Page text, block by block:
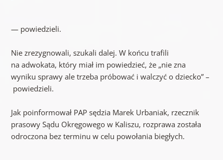
— powiedzieli.
Nie zrezygnowali, szukali dalej. W końcu trafili
na adwokata, który miał im powiedzieć, że „nie zna
wyniku sprawy ale trzeba próbować i walczyć o dziecko” –
powiedzieli.
Jak poinformował PAP sędzia Marek Urbaniak, rzecznik
prasowy Sądu Okręgowego w Kaliszu, rozprawa została
odroczona bez terminu w celu powołania biegłych.